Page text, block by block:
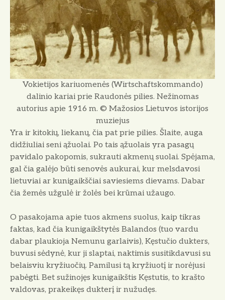
Vokietijos kariuomenės (Wirtschaftskommando)
dalinio kariai prie Raudonės pilies. Nežinomas
autorius apie 1916 m. © Mažosios Lietuvos istorijos
muziejus
Yra ir kitokių, liekanų, čia pat prie pilies. Šlaite, auga
didžiuliai seni ąžuo­lai. Po tais ąžuolais yra pasagų
pavidalo pakopomis, sukrauti akmenų suolai. Spė­jama,
gal čia galėjo būti senovės aukurai, kur melsdavosi
lietuviai ar kuni­gaikščiai saviesiems dievams. Dabar
čia žemės užgulė ir žolės bei krūmai užaugo.
O pasakojama apie tuos akmens suo­lus, kaip tikras
faktas, kad čia kuni­gaikštytės Balandos (tuo vardu
dabar plaukioja Nemunu garlaivis), Kęstučio dukters,
buvusi sėdynė, kur ji slaptai, naktimis susitikdavusi su
belaisviu kry­žiuočių. Pamilusi tą kryžiuotį ir norė­jusi
pabėgti. Bet sužinojęs kunigaikštis Kęstutis, to krašto
valdovas, prakeikęs dukterį ir nužudęs.